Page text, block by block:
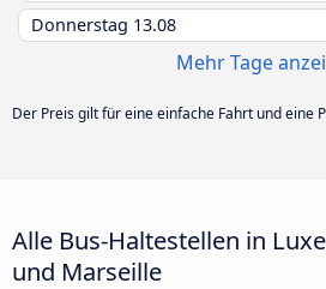
Donnerstag 13.08
Mehr Tage
Der Preis gilt für eine einfache Fahrt und eine
Alle Bus-Haltestellen in
und Marseille